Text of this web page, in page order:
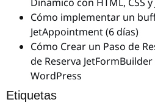
Cómo implementar un
JetAppointment (6 días)
Cómo Crear un Paso de
de Reserva
WordPress
Etiquetas